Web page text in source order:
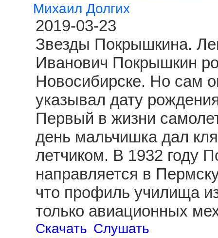
Михаил Долгих
2019-03-23
Звезды Покрышкина.
Иванович Покрышкин
Новосибирске. Но сам
указывал дату
Первый в жизни
день мальчишка дал
летчиком. В 1932 году
направляется в
что профиль училища
только авиационных
Скачать Слушать